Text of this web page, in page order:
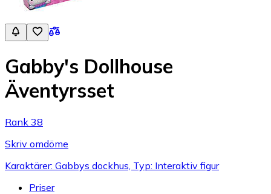
Gabby's Dollhouse
Äventyrsset
Rank 38
Skriv omdöme
Karaktärer: Gabbys dockhus, Typ: Interaktiv figur
Priser